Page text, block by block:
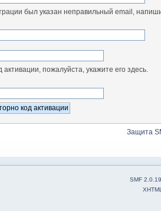
был указан неправильный email,
активации, пожалуйста, укажите его здесь.
Защита
SMF 2.0.19